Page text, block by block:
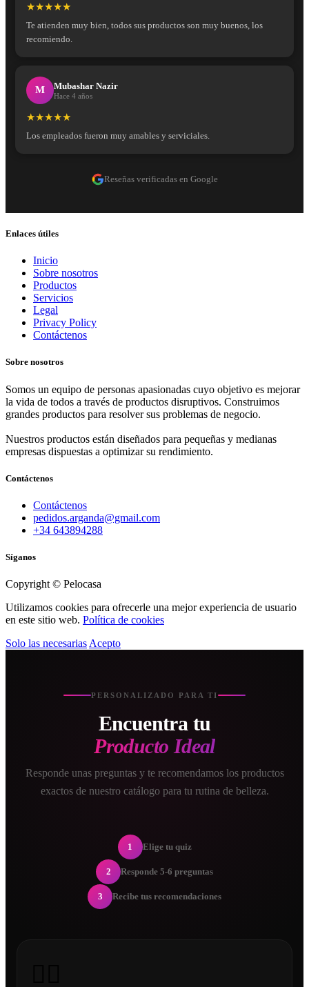
★★★★★
Te atienden muy bien, todos sus productos son muy buenos, los
recomiendo.
M Mubashar Nazir
Hace 4 años
★★★★★
Los empleados fueron muy amables y serviciales.
Reseñas verificadas en Google
Enlaces útiles
Inicio
Sobre nosotros
Productos
Servicios
Legal
Privacy Policy
Contáctenos
Sobre nosotros
Somos un equipo de personas apasionadas cuyo objetivo es mejorar
la vida de todos a través de productos disruptivos. Construimos
grandes productos para resolver sus problemas de negocio.
Nuestros productos están diseñados para pequeñas y medianas
empresas dispuestas a optimizar su rendimiento.
Contáctenos
Contáctenos
pedidos.arganda@gmail.com
+34 643894288
Síganos
Copyright © Pelocasa
Utilizamos cookies para ofrecerle una mejor experiencia de usuario
en este sitio web. Política de cookies
Solo las necesarias Acepto
PERSONALIZADO PARA TI
Encuentra tu
Producto Ideal
Responde unas preguntas y te recomendamos los productos
exactos de nuestro catálogo para tu rutina de belleza.
1 Elige tu quiz
2 Responde 5-6 preguntas
3 Recibe tus recomendaciones